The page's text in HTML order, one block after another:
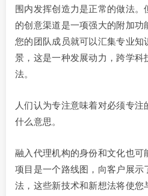
围内发挥创造力是正常的做法。
的创意渠道是一项强大的附加功
您的团队成员就可以汇集专业知
景，这是一种发展动力，跨学科
法。
人们认为专注意味着对必须专
什么意思。
融入代理机构的身份和文化也可
项目是一个路线图，向客户展示
法，这些新技术和新想法将使您